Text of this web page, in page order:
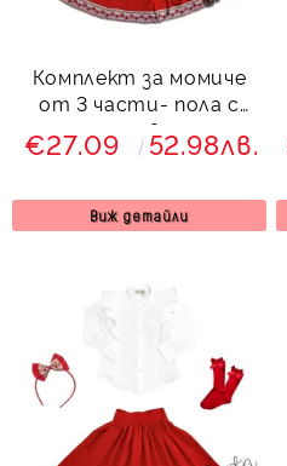
Комплект за момиче
от 3 части- пола с
етно мотиви, риза с
дълъг ръкав с къдрици
€27.09 52.98лв.
Виж детайли